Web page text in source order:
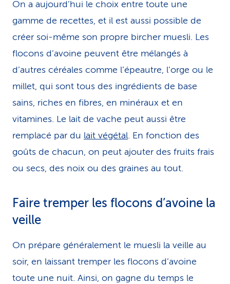
On a aujourd’hui le choix entre toute une
gamme de recettes, et il est aussi possible de
créer soi-même son propre bircher muesli. Les
flocons d’avoine peuvent être mélangés à
d’autres céréales comme l’épeautre, l’orge ou le
millet, qui sont tous des ingrédients de base
sains, riches en fibres, en minéraux et en
vitamines. Le lait de vache peut aussi être
remplacé par du lait végétal. En fonction des
goûts de chacun, on peut ajouter des fruits frais
ou secs, des noix ou des graines au tout.
Faire tremper les flocons d’avoine la
veille
On prépare généralement le muesli la veille au
soir, en laissant tremper les flocons d’avoine
toute une nuit. Ainsi, on gagne du temps le